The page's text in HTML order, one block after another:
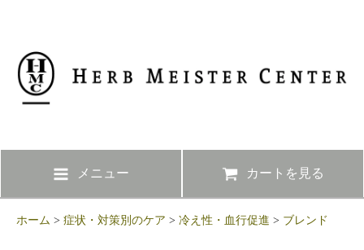
メニュー カートを見る
ホーム > 症状・対策別のケア > 冷え性・血行促進 > ブレンド